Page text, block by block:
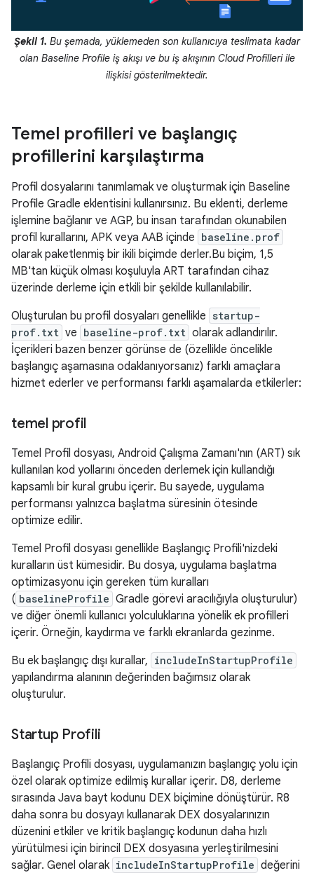
Şekil 1. Bu şemada, yüklemeden son kullanıcıya teslimata kadar
olan Baseline Profile iş akışı ve bu iş akışının Cloud Profilleri ile
ilişkisi gösterilmektedir.
Temel profilleri ve başlangıç
profillerini karşılaştırma
Profil dosyalarını tanımlamak ve oluşturmak için Baseline
Profile Gradle eklentisini kullanırsınız. Bu eklenti, derleme
işlemine bağlanır ve AGP, bu insan tarafından okunabilen
profil kurallarını, APK veya AAB içinde baseline.prof
olarak paketlenmiş bir ikili biçimde derler.Bu biçim, 1,5
MB'tan küçük olması koşuluyla ART tarafından cihaz
üzerinde derleme için etkili bir şekilde kullanılabilir.
Oluşturulan bu profil dosyaları genellikle startup-
prof.txt ve baseline-prof.txt olarak adlandırılır.
İçerikleri bazen benzer görünse de (özellikle öncelikle
başlangıç aşamasına odaklanıyorsanız) farklı amaçlara
hizmet ederler ve performansı farklı aşamalarda etkilerler:
temel profil
Temel Profil dosyası, Android Çalışma Zamanı'nın (ART) sık
kullanılan kod yollarını önceden derlemek için kullandığı
kapsamlı bir kural grubu içerir. Bu sayede, uygulama
performansı yalnızca başlatma süresinin ötesinde
optimize edilir.
Temel Profil dosyası genellikle Başlangıç Profili'nizdeki
kuralların üst kümesidir. Bu dosya, uygulama başlatma
optimizasyonu için gereken tüm kuralları
( baselineProfile Gradle görevi aracılığıyla oluşturulur)
ve diğer önemli kullanıcı yolculuklarına yönelik ek profilleri
içerir. Örneğin, kaydırma ve farklı ekranlarda gezinme.
Bu ek başlangıç dışı kurallar, includeInStartupProfile
yapılandırma alanının değerinden bağımsız olarak
oluşturulur.
Startup Profili
Başlangıç Profili dosyası, uygulamanızın başlangıç yolu için
özel olarak optimize edilmiş kurallar içerir. D8, derleme
sırasında Java bayt kodunu DEX biçimine dönüştürür. R8
daha sonra bu dosyayı kullanarak DEX dosyalarınızın
düzenini etkiler ve kritik başlangıç kodunun daha hızlı
yürütülmesi için birincil DEX dosyasına yerleştirilmesini
sağlar. Genel olarak includeInStartupProfile değerini